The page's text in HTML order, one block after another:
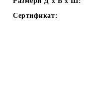
Сертификат: